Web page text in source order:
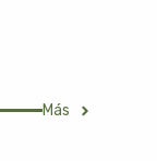
Más